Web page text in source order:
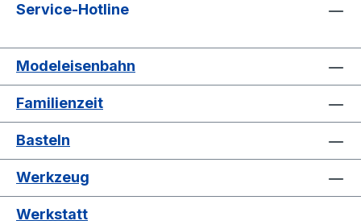
Service-Hotline
Modeleisenbahn
Familienzeit
Basteln
Werkzeug
Werkstatt